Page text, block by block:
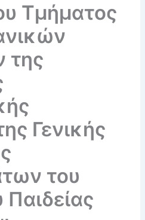
Τμήματος
της
Γενικής
του